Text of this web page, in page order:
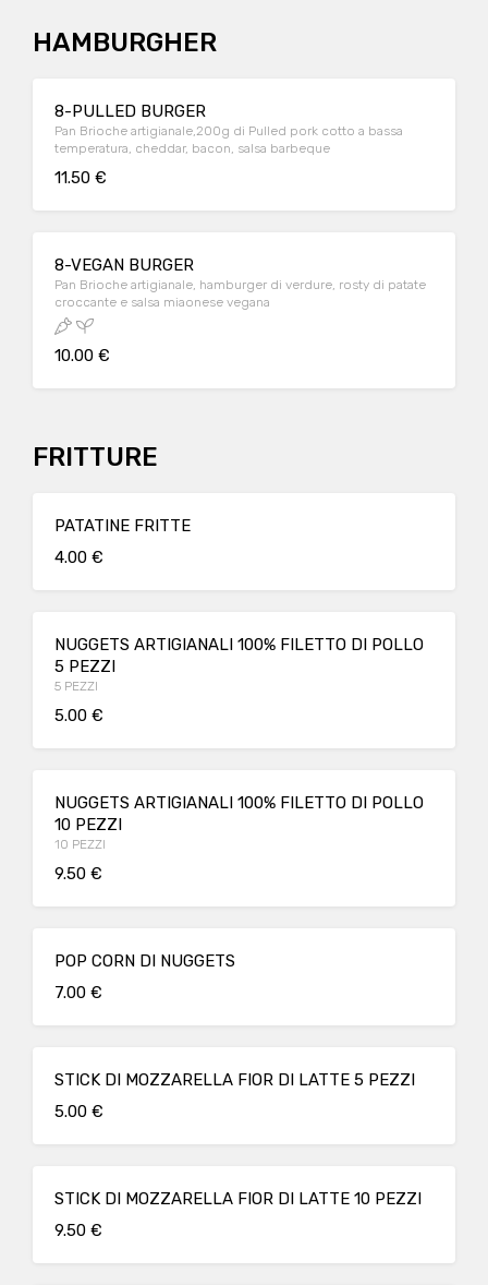
HAMBURGHER
8-PULLED BURGER
Pan Brioche artigianale,200g di Pulled pork cotto a bassa
temperatura, cheddar, bacon, salsa barbeque
11.50 €
8-VEGAN BURGER
Pan Brioche artigianale, hamburger di verdure, rosty di patate
croccante e salsa miaonese vegana
10.00 €
FRITTURE
PATATINE FRITTE
4.00 €
NUGGETS ARTIGIANALI 100% FILETTO DI POLLO
5 PEZZI
5 PEZZI
5.00 €
NUGGETS ARTIGIANALI 100% FILETTO DI POLLO
10 PEZZI
10 PEZZI
9.50 €
POP CORN DI NUGGETS
7.00 €
STICK DI MOZZARELLA FIOR DI LATTE 5 PEZZI
5.00 €
STICK DI MOZZARELLA FIOR DI LATTE 10 PEZZI
9.50 €